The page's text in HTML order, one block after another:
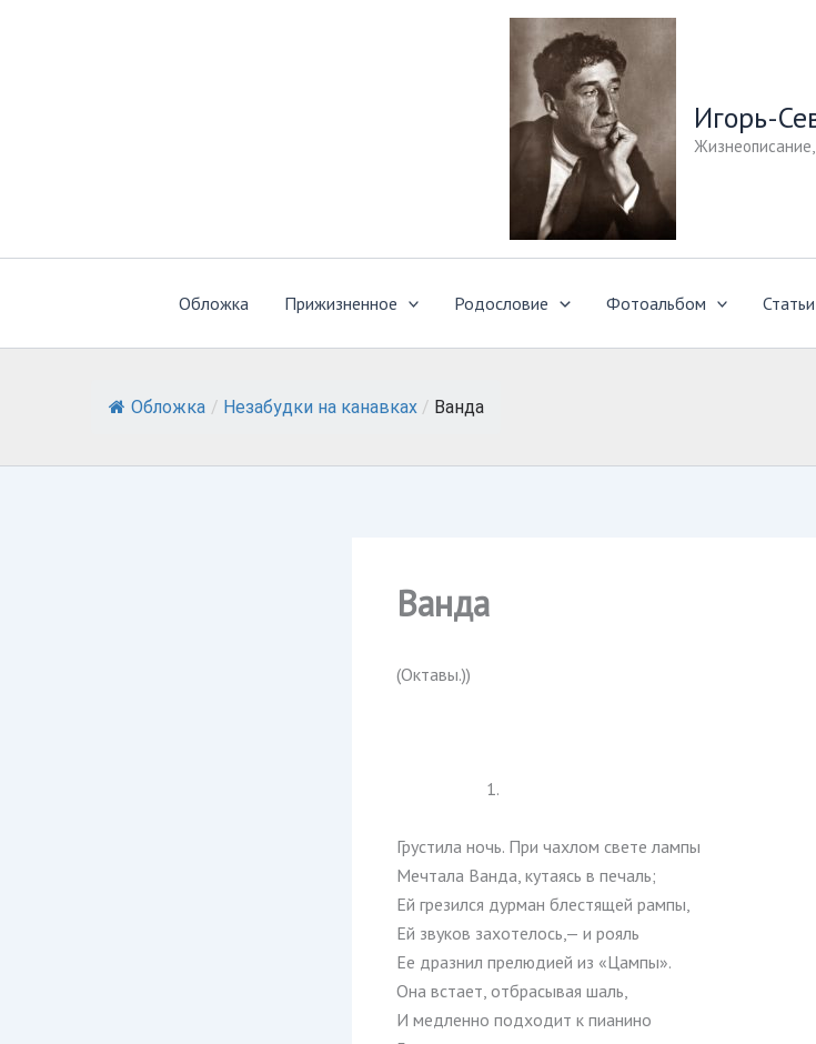
Игорь-
Обложка Прижизненное Родословие Фотоальбом Статьи
Обложка / Незабудки на канавках / Ванда
Ванда
(Октавы.))
1.
Грустила ночь. При чахлом свете лампы
Мечтала Ванда, кутаясь в печаль;
Ей грезился дурман блестящей рампы,
Ей звуков захотелось,— и рояль
Ее дразнил прелюдией из «Цампы».
Она встает, отбрасывая шаль,
И медленно подходит к пианино